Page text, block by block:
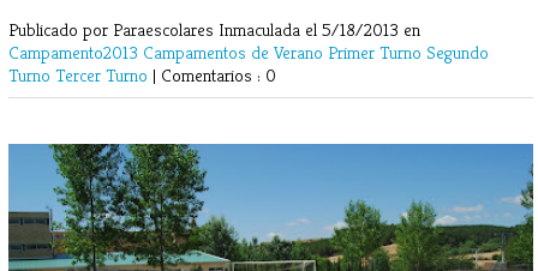
Publicado por Paraescolares Inmaculada el 5/18/2013 en
Campamento2013 Campamentos de Verano Primer Turno Segundo
Turno Tercer Turno | Comentarios : 0